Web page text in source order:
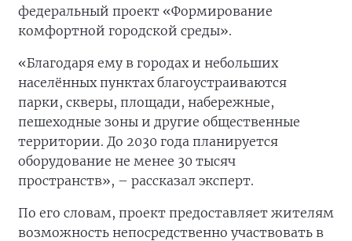
федеральный проект «Формирование
комфортной городской среды».
«Благодаря ему в городах и небольших
населённых пунктах благоустраиваются
парки, скверы, площади, набережные,
пешеходные зоны и другие общественные
территории. До 2030 года планируется
оборудование не менее 30 тысяч
пространств», – рассказал эксперт.
По его словам, проект предоставляет жителям
возможность непосредственно участвовать в